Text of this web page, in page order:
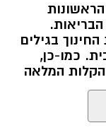
בגילים
כמו-כן,
המלאה